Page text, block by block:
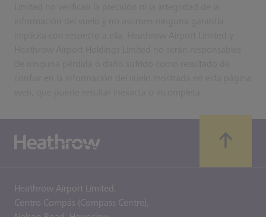
Heathrow Airport Limited,
Centro Compás (Compass Centre),